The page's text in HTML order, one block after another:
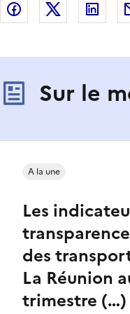
Partager surPartager
Sur le
Les
des
La Réunion
trimestre (…)
A la une